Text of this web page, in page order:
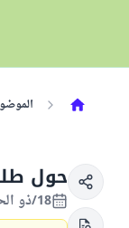
حول
18/ذو الحجة/1427 الموافق 08/يناير/2007